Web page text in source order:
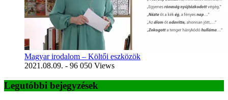
Magyar irodalom – Költői eszközök
2021.08.09. - 96 050 Views
Legutóbbi bejegyzések